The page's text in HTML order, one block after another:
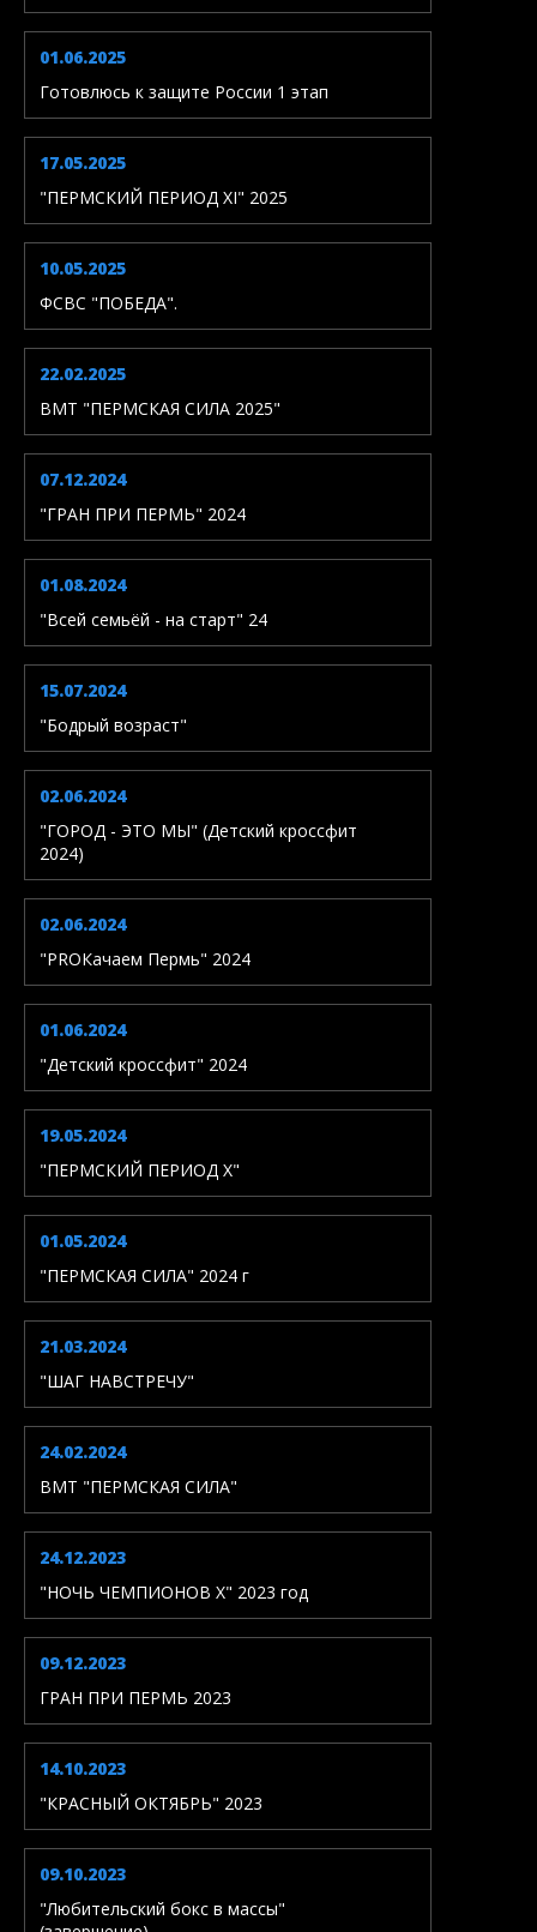
01.06.2025
Готовлюсь к защите России 1 этап
17.05.2025
"ПЕРМСКИЙ ПЕРИОД XI" 2025
10.05.2025
ФСВС "ПОБЕДА".
22.02.2025
ВМТ "ПЕРМСКАЯ СИЛА 2025"
07.12.2024
"ГРАН ПРИ ПЕРМЬ" 2024
01.08.2024
"Всей семьёй - на старт" 24
15.07.2024
"Бодрый возраст"
02.06.2024
"ГОРОД - ЭТО МЫ" (Детский кроссфит
2024)
02.06.2024
"PROКачаем Пермь" 2024
01.06.2024
"Детский кроссфит" 2024
19.05.2024
"ПЕРМСКИЙ ПЕРИОД X"
01.05.2024
"ПЕРМСКАЯ СИЛА" 2024 г
21.03.2024
"ШАГ НАВСТРЕЧУ"
24.02.2024
ВМТ "ПЕРМСКАЯ СИЛА"
24.12.2023
"НОЧЬ ЧЕМПИОНОВ X" 2023 год
09.12.2023
ГРАН ПРИ ПЕРМЬ 2023
14.10.2023
"КРАСНЫЙ ОКТЯБРЬ" 2023
09.10.2023
"Любительский бокс в массы"